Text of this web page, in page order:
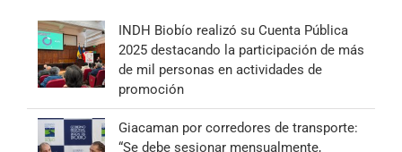
INDH Biobío realizó su Cuenta Pública
2025 destacando la participación de más
de mil personas en actividades de
promoción
Giacaman por corredores de transporte:
“Se debe sesionar mensualmente,